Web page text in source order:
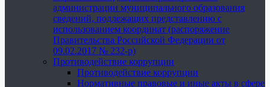
администрации муниципального образования
сведений, подлежащих представлению с
использованием координат (распоряжение
Правительства Российской Федерации от
09.02.2017 № 232-р)
Противодействие коррупции
Противодействие коррупции
Нормативные правовые и иные акты в сфере